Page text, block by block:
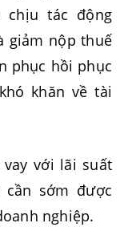
chịu tác động
giảm nộp thuế
phục hồi phục
khăn về tài
với lãi suất
sớm được
nghiệp.